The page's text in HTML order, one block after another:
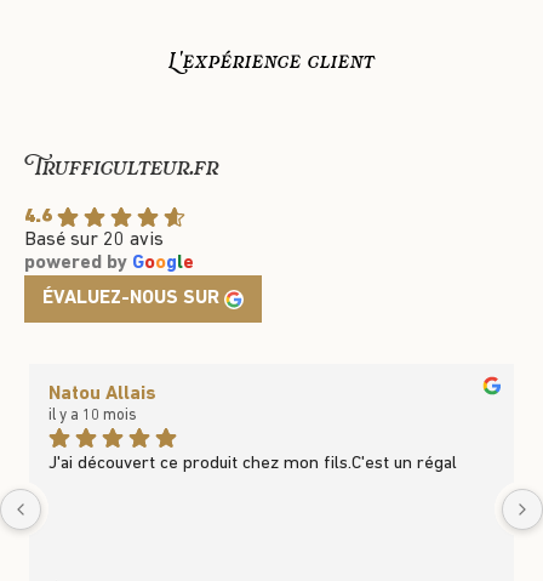
L'expérience client
Trufficulteur.fr
4.6
Basé sur 20 avis
powered by Google
ÉVALUEZ-NOUS SUR
Natou Allais
il y a 10 mois
J'ai découvert ce produit chez mon fils.C'est un régal